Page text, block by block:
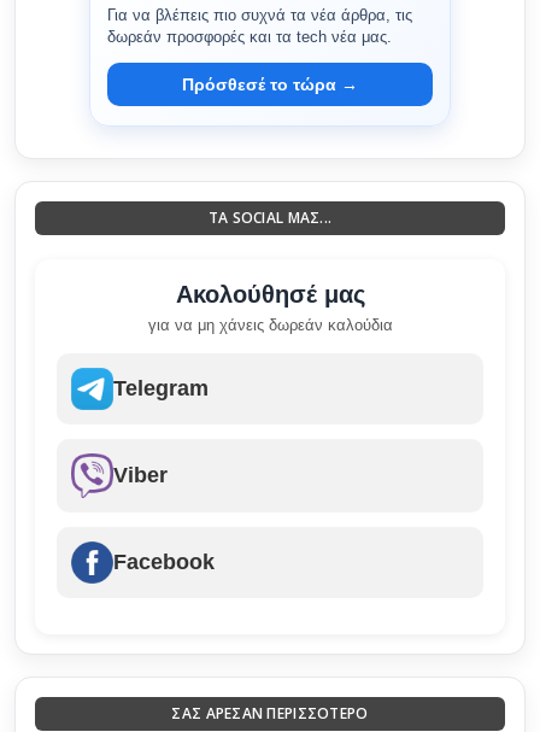
Για να βλέπεις πιο συχνά τα νέα άρθρα, τις
δωρεάν προσφορές και τα tech νέα μας.
Πρόσθεσέ το τώρα →
ΤΑ SOCIAL ΜΑΣ...
Ακολούθησέ μας
για να μη χάνεις δωρεάν καλούδια
Telegram
Viber
Facebook
ΣΑΣ ΑΡΕΣΑΝ ΠΕΡΙΣΣΟΤΕΡΟ